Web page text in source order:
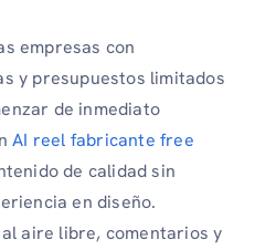
empresas con
y presupuestos limitados
de inmediato
AI reel fabricante free
de calidad sin
en diseño.
aire libre, comentarios y